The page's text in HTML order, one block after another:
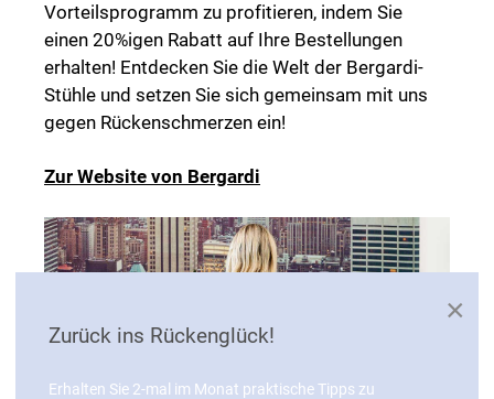
Vorteilsprogramm zu profitieren, indem Sie
einen 20%igen Rabatt auf Ihre Bestellungen
erhalten! Entdecken Sie die Welt der Bergardi-
Stühle und setzen Sie sich gemeinsam mit uns
gegen Rückenschmerzen ein!
Zur Website von Bergardi
×
Zurück ins Rückenglück!
Erhalten Sie 2-mal im Monat praktische Tipps zu